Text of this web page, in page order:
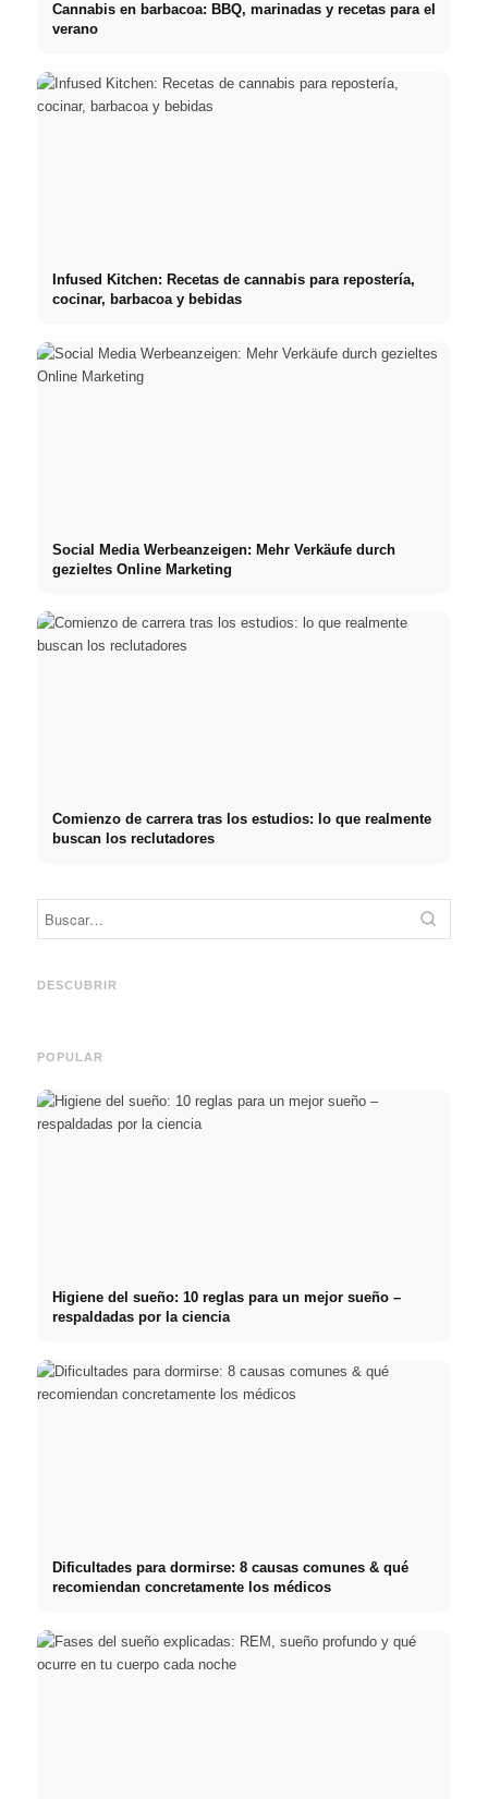
Cannabis en barbacoa: BBQ, marinadas y recetas para el
verano
Infused Kitchen: Recetas de cannabis para repostería,
cocinar, barbacoa y bebidas
Social Media Werbeanzeigen: Mehr Verkäufe durch
gezieltes Online Marketing
Comienzo de carrera tras los estudios: lo que realmente
buscan los reclutadores
DESCUBRIR
Práctica profesional en
y el camino directo hacia la
Financiar los estudios en
POPULAR
Higiene del sueño: 10 reglas para un mejor sueño –
respaldadas por la ciencia
Dificultades para dormirse: 8 causas comunes & qué
recomiendan concretamente los médicos